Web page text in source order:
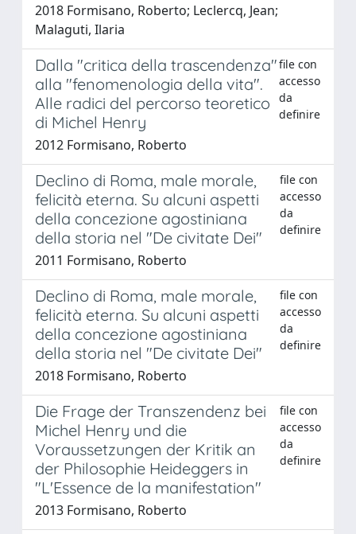
2018 Formisano, Roberto; Leclercq, Jean;
Malaguti, Ilaria
Dalla "critica della trascendenza"
alla "fenomenologia della vita".
Alle radici del percorso teoretico
di Michel Henry
file con
accesso
da
definire
2012 Formisano, Roberto
Declino di Roma, male morale,
felicità eterna. Su alcuni aspetti
della concezione agostiniana
della storia nel "De civitate Dei"
file con
accesso
da
definire
2011 Formisano, Roberto
Declino di Roma, male morale,
felicità eterna. Su alcuni aspetti
della concezione agostiniana
della storia nel "De civitate Dei"
file con
accesso
da
definire
2018 Formisano, Roberto
Die Frage der Transzendenz bei
Michel Henry und die
Voraussetzungen der Kritik an
der Philosophie Heideggers in
"L'Essence de la manifestation"
file con
accesso
da
definire
2013 Formisano, Roberto